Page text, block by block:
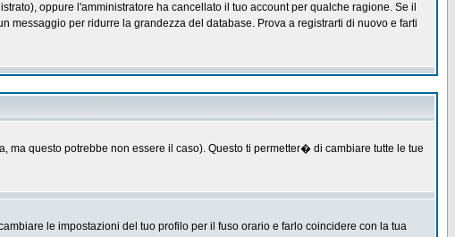
oppure l'amministratore ha cancellato il tuo account per qualche ragione. Se il
per ridurre la grandezza del database. Prova a registrarti di nuovo e farti
ma questo potrebbe non essere il caso). Questo ti permetter� di cambiare tutte le tue
le impostazioni del tuo profilo per il fuso orario e farlo coincidere con la tua